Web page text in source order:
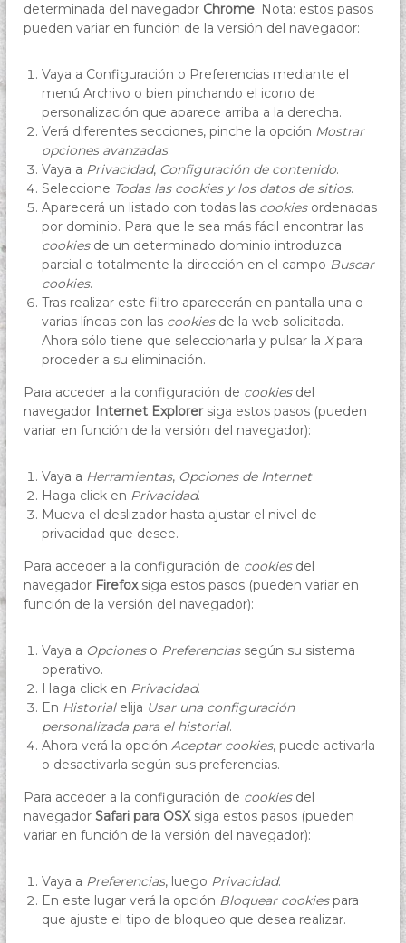
determinada del navegador Chrome. Nota: estos pasos
pueden variar en función de la versión del navegador:
Vaya a Configuración o Preferencias mediante el
menú Archivo o bien pinchando el icono de
personalización que aparece arriba a la derecha.
Verá diferentes secciones, pinche la opción Mostrar
opciones avanzadas.
Vaya a Privacidad, Configuración de contenido.
Seleccione Todas las cookiesy los datos de sitios.
Aparecerá un listado con todas las cookiesordenadas
por dominio. Para que le sea más fácil encontrar las
cookiesde un determinado dominio introduzca
parcial o totalmente la dirección en el campo Buscar
cookies.
Tras realizar este filtro aparecerán en pantalla una o
varias líneas con las cookiesde la web solicitada.
Ahora sólo tiene que seleccionarla y pulsar laXpara
proceder a su eliminación.
Para acceder a la configuración de cookiesdel
navegador Internet Explorersiga estos pasos (pueden
variar en función de la versión del navegador):
Vaya a Herramientas, Opciones de Internet
Haga click en Privacidad.
Mueva el deslizador hasta ajustar el nivel de
privacidad que desee.
Para acceder a la configuración de cookiesdel
navegador Firefoxsiga estos pasos (pueden variar en
función de la versión del navegador):
Vaya a Opcioneso Preferenciassegún su sistema
operativo.
Haga click en Privacidad.
En Historialelija Usar una configuración
personalizada para el historial.
Ahora verá la opciónAceptar cookies, puede activarla
o desactivarla según sus preferencias.
Para acceder a la configuración de cookiesdel
navegadorSafari para OSXsiga estos pasos (pueden
variar en función de la versión del navegador):
Vaya a Preferencias, luego Privacidad.
En este lugar verá la opción Bloquear cookiespara
que ajuste el tipo de bloqueo que desea realizar.